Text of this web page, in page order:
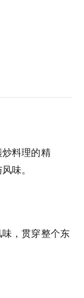
料理的精
味。
，贯穿整个东